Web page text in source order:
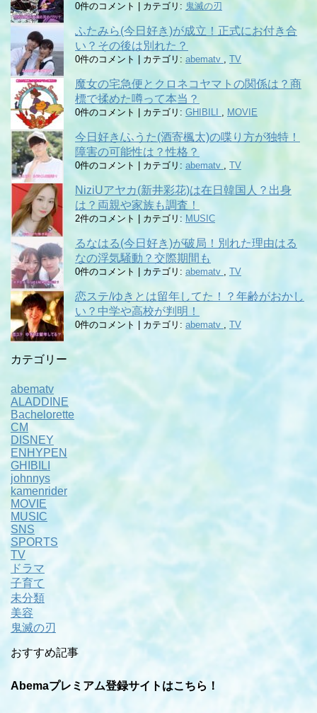
0件のコメント カテゴリ: 鬼滅の刃
ふたみら(今日好き)が成立！正式にお付き合
い？その後は別れた？
0件のコメント カテゴリ: abematv , TV
魔女の宅急便とクロネコヤマトの関係は？商
標で揉めた噂って本当？
0件のコメント カテゴリ: GHIBILI , MOVIE
今日好き/ふうた(酒寄楓太)の喋り方が独特！
障害の可能性は？性格？
0件のコメント カテゴリ: abematv , TV
NiziUアヤカ(新井彩花)は在日韓国人？出身
は？両親や家族も調査！
2件のコメント カテゴリ: MUSIC
るなはる(今日好き)が破局！別れた理由はる
なの浮気騒動？交際期間も
0件のコメント カテゴリ: abematv , TV
恋ステ/ゆきとは留年してた！？年齢がおかし
い？中学や高校が判明！
0件のコメント カテゴリ: abematv , TV
カテゴリー
abematv
ALADDINE
Bachelorette
CM
DISNEY
ENHYPEN
GHIBILI
johnnys
kamenrider
MOVIE
MUSIC
SNS
SPORTS
TV
ドラマ
子育て
未分類
美容
鬼滅の刃
おすすめ記事
Abemaプレミアム登録サイトはこちら！